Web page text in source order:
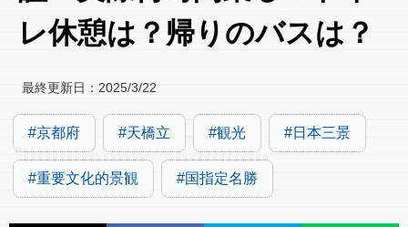
レ休憩は？帰りのバスは？
最終更新日： 2025/3/22
京都府 天橋立 観光 日本三景
重要文化的景観 国指定名勝